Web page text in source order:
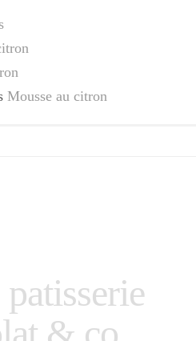
Mousse au citron
& co